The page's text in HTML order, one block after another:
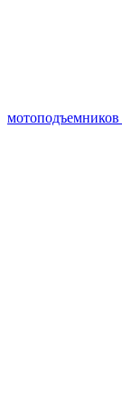
мотоподъемников